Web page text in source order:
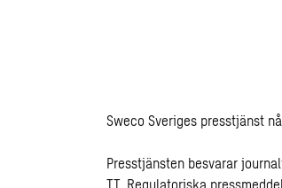
Sweco Sveriges presstjänst
Presstjänsten besvarar
TT. Regulatoriska